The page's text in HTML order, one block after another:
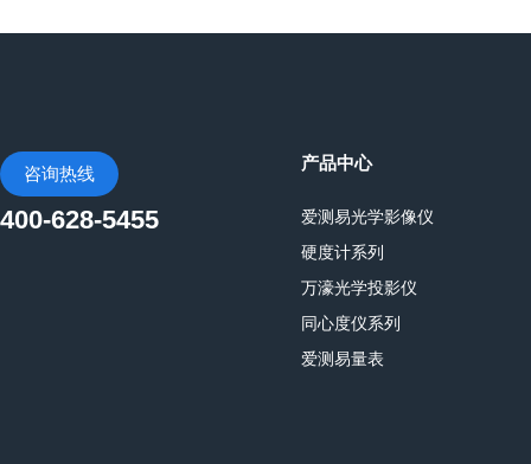
咨询热线
400-628-5455
产品中心
爱测易光学影像仪
硬度计系列
万濠光学投影仪
同心度仪系列
爱测易量表